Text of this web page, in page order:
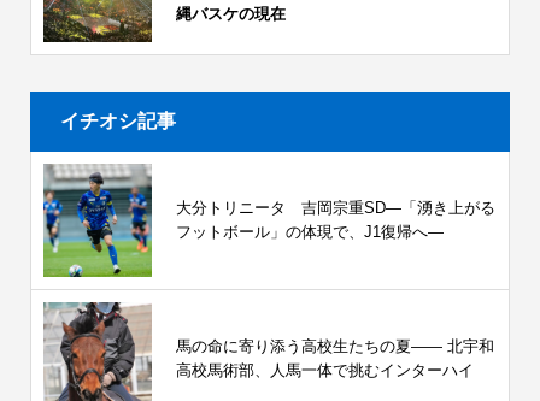
縄バスケの現在
イチオシ記事
大分トリニータ 吉岡宗重SD―「湧き上がる
フットボール」の体現で、J1復帰へ―
馬の命に寄り添う高校生たちの夏—— 北宇和
高校馬術部、人馬一体で挑むインターハイ